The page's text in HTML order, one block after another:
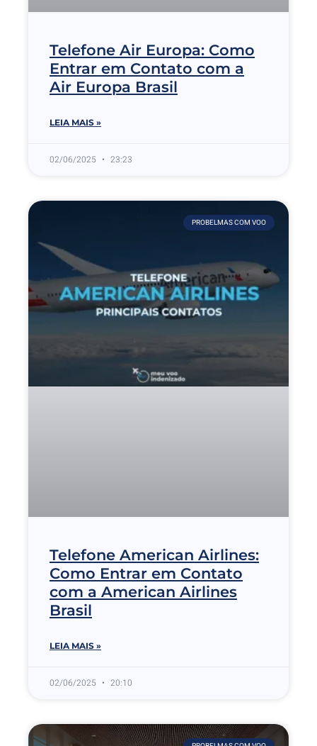
Telefone Air Europa: Como
Entrar em Contato com a
Air Europa Brasil
LEIA MAIS »
02/06/2025 23:23
PROBELMAS COM VOO
Telefone American Airlines:
Como Entrar em Contato
com a American Airlines
Brasil
LEIA MAIS »
02/06/2025 20:10